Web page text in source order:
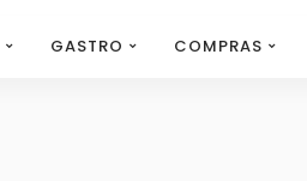
GASTRO COMPRAS